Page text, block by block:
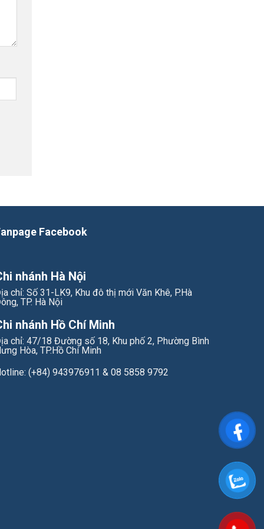
Facebook
nhánh Hà Nội
chỉ: Số 31-LK9, Khu đô thị mới Văn Khê, P.Hà
TP. Hà Nội
nhánh Hồ Chí Minh
chỉ: 47/18 Đường số 18, Khu phố 2, Phường Bình
Hòa, TP.Hồ Chí Minh
(+84) 943976911 & 08 5858 9792